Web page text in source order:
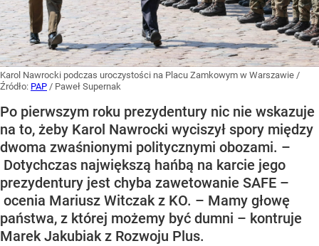
Karol Nawrocki podczas uroczystości na Placu Zamkowym w Warszawie /
Źródło: PAP / Paweł Supernak
Po pierwszym roku prezydentury nic nie wskazuje
na to, żeby Karol Nawrocki wyciszył spory między
dwoma zwaśnionymi politycznymi obozami. –
Dotychczas największą hańbą na karcie jego
prezydentury jest chyba zawetowanie SAFE –
ocenia Mariusz Witczak z KO. – Mamy głowę
państwa, z której możemy być dumni – kontruje
Marek Jakubiak z Rozwoju Plus.